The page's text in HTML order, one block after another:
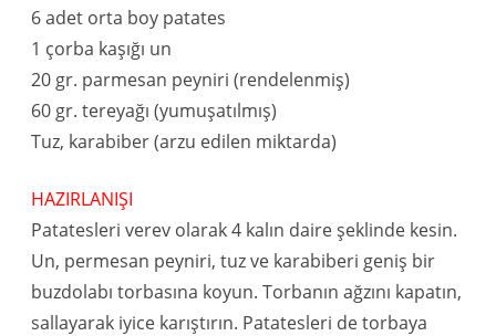
6 adet orta boy patates
1 çorba kaşığı un
20 gr. parmesan peyniri (rendelenmiş)
60 gr. tereyağı (yumuşatılmış)
Tuz, karabiber (arzu edilen miktarda)
HAZIRLANIŞI
Patatesleri verev olarak 4 kalın daire şeklinde kesin.
Un, permesan peyniri, tuz ve karabiberi geniş bir
buzdolabı torbasına koyun. Torbanın ağzını kapatın,
sallayarak iyice karıştırın. Patatesleri de torbaya